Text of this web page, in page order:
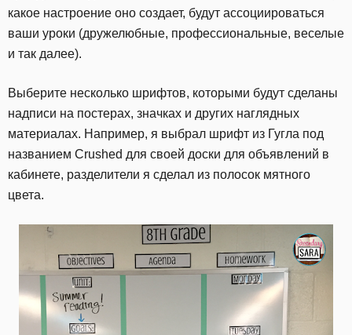
какое настроение оно создает, будут ассоциироваться
ваши уроки (дружелюбные, профессиональные, веселые
и так далее).
Выберите несколько шрифтов, которыми будут сделаны
надписи на постерах, значках и других наглядных
материалах. Например, я выбрал шрифт из Гугла под
названием Crushed для своей доски для объявлений в
кабинете, разделители я сделал из полосок мятного
цвета.